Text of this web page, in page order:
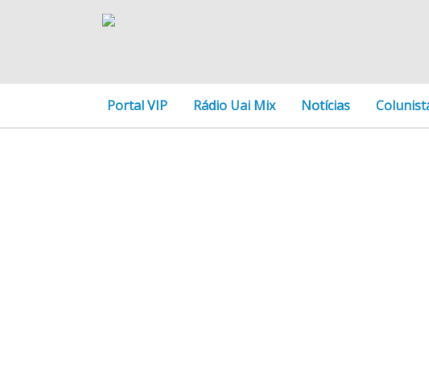
Portal VIP Rádio Uai Mix Notícias